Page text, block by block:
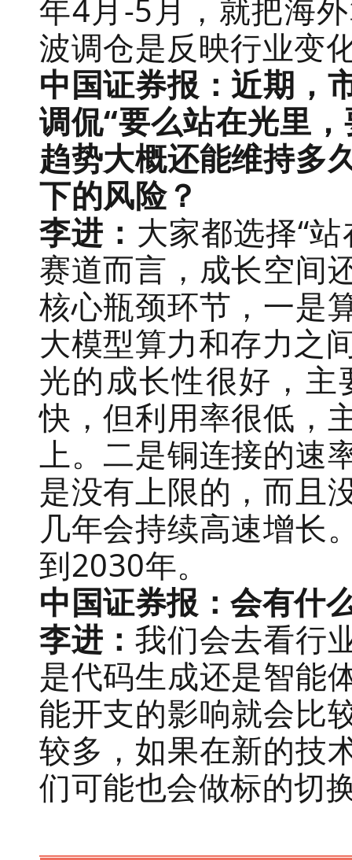
年4月-5月，就把海
波调仓是反映行业变
中国证券报：近期，
调侃“要么站在光里
趋势大概还能维持多
下的风险？
李进： 大家都选择“
赛道而言，成长空间
核心瓶颈环节，一是
大模型算力和存力之
光的成长性很好，
快，但利用率很低，
上。二是铜连接的速
是没有上限的，而且
几年会持续高速增长
到2030年。
中国证券报：会有什
李进：我们会去看行
是代码生成还是智能
能开支的影响就会比
较多，如果在新的技
们可能也会做标的切